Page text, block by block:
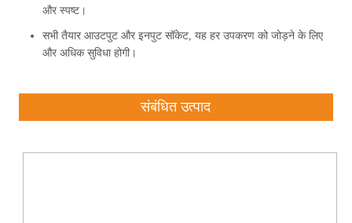
और स्पष्ट।
सभी तैयार आउटपुट और इनपुट सॉकेट, यह हर उपकरण को जोड़ने के लिए
और अधिक सुविधा होगी।
संबंधित उत्पाद